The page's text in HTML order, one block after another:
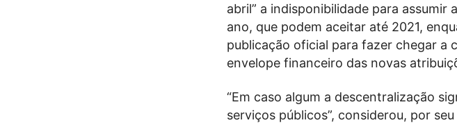
abril” a indisponibilidade para
ano, que podem aceitar até 2021,
publicação oficial para fazer chegar a
envelope financeiro das novas
“Em caso algum a descentralização
serviços públicos”, considerou, por